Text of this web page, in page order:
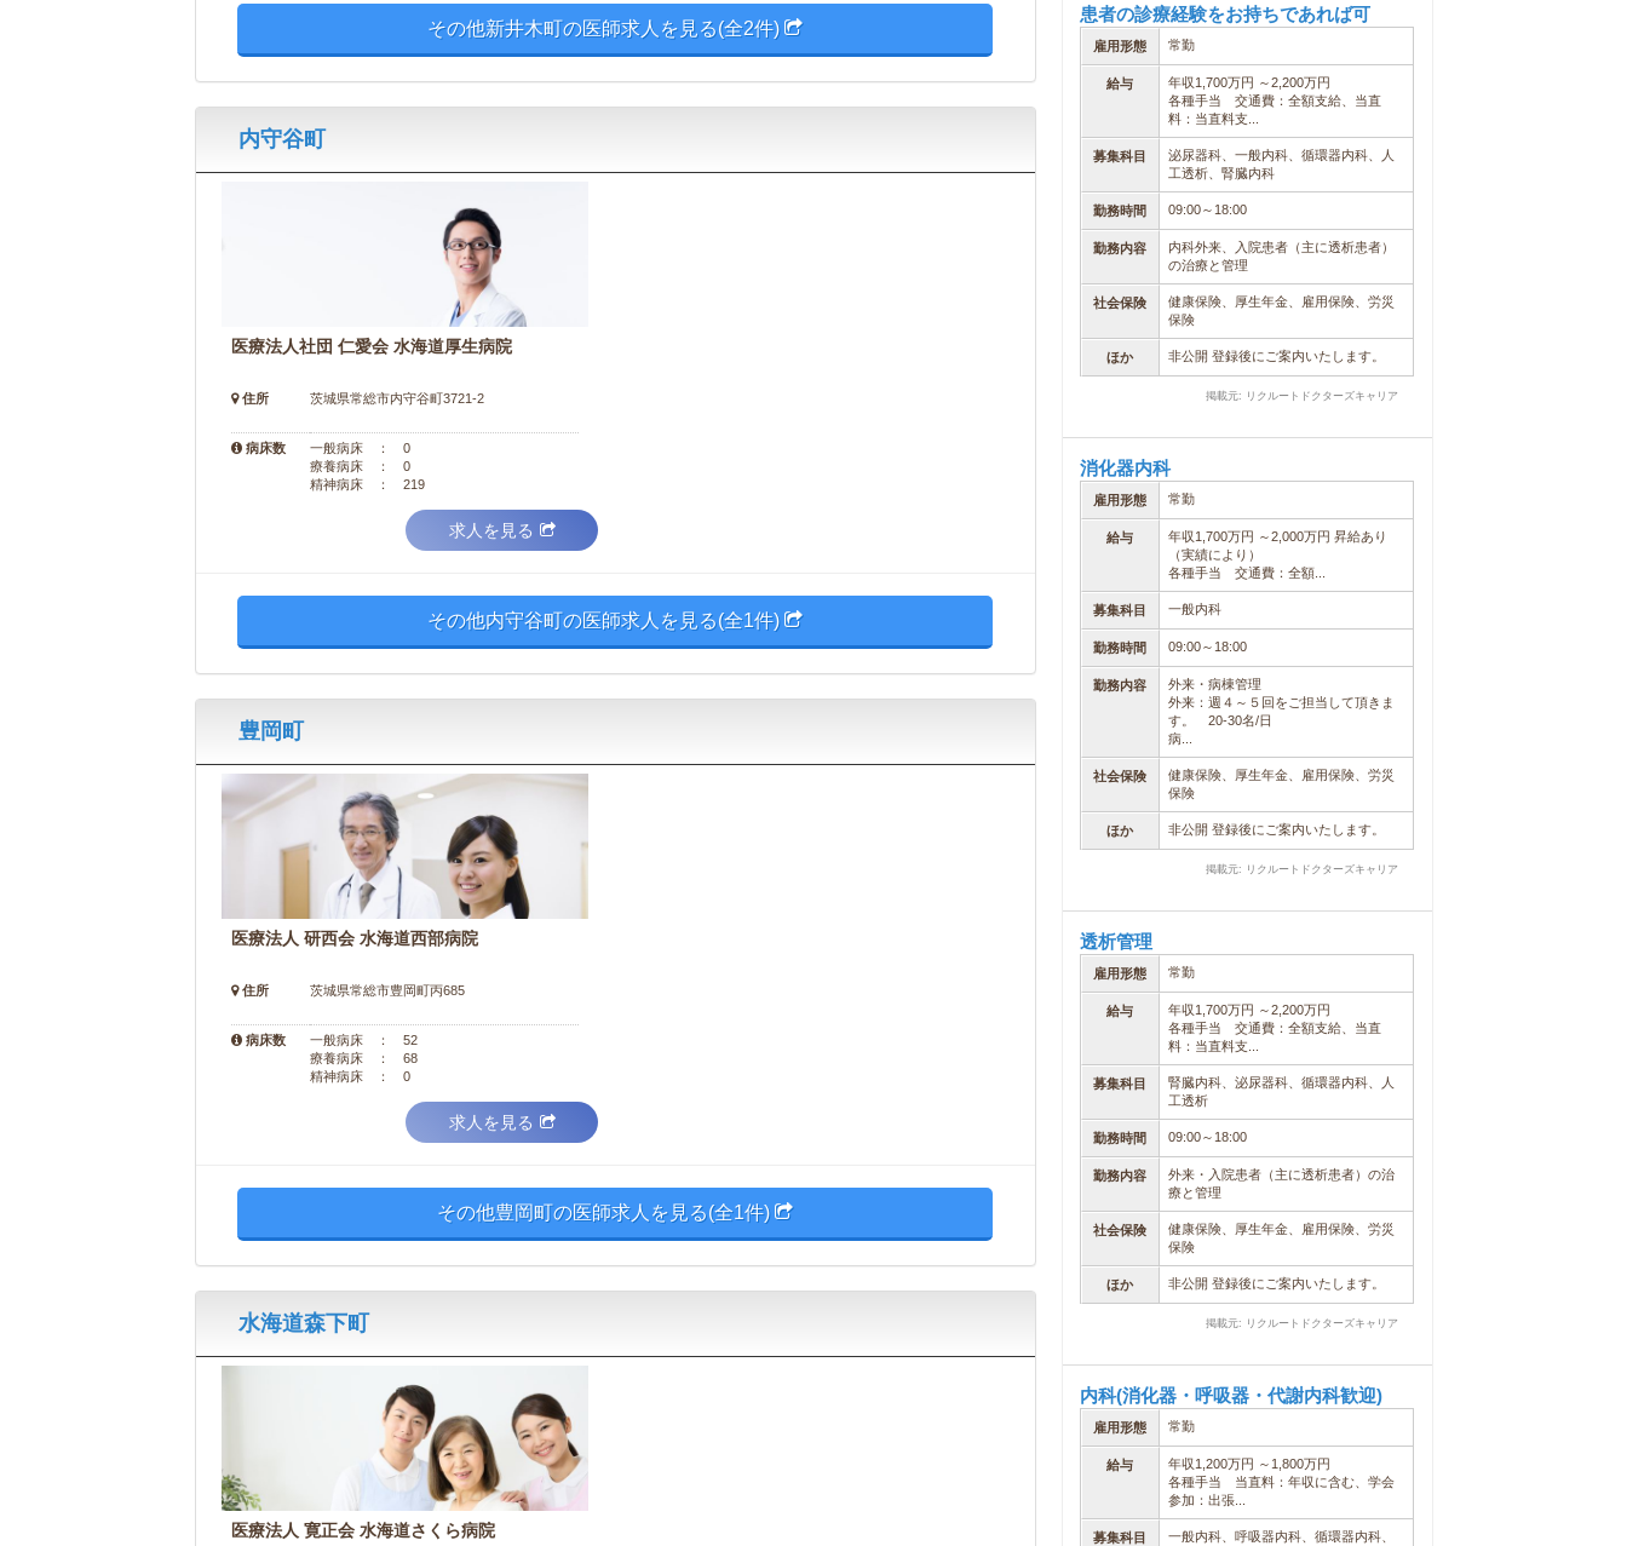
その他新井木町の医師求人を見る(全2件)
内守谷町
医療法人社団 仁愛会 水海道厚生病院
住所 茨城県常総市内守谷町3721-2
病床数
一般病床 ： 0
療養病床 ： 0
精神病床 ： 219
求人を見る
その他内守谷町の医師求人を見る(全1件)
豊岡町
医療法人 研西会 水海道西部病院
住所 茨城県常総市豊岡町丙685
病床数
一般病床 ： 52
療養病床 ： 68
精神病床 ： 0
求人を見る
その他豊岡町の医師求人を見る(全1件)
水海道森下町
医療法人 寛正会 水海道さくら病院
患者の診療経験をお持ちであれば可
雇用形態 常勤
給与
年収1,700万円 ～2,200万円
各種手当 交通費：全額支給、当直
料：当直料支...
募集科目
泌尿器科、一般内科、循環器内科、人
工透析、腎臓内科
勤務時間 09:00～18:00
勤務内容
内科外来、入院患者（主に透析患者）
の治療と管理
社会保険
健康保険、厚生年金、雇用保険、労災
保険
ほか 非公開 登録後にご案内いたします。
掲載元: リクルートドクターズキャリア
消化器内科
雇用形態 常勤
給与
年収1,700万円 ～2,000万円 昇給あり
（実績により）
各種手当 交通費：全額...
募集科目 一般内科
勤務時間 09:00～18:00
勤務内容
外来・病棟管理
外来：週４～５回をご担当して頂きま
す。 20-30名/日
病...
社会保険
健康保険、厚生年金、雇用保険、労災
保険
ほか 非公開 登録後にご案内いたします。
掲載元: リクルートドクターズキャリア
透析管理
雇用形態 常勤
給与
年収1,700万円 ～2,200万円
各種手当 交通費：全額支給、当直
料：当直料支...
募集科目
腎臓内科、泌尿器科、循環器内科、人
工透析
勤務時間 09:00～18:00
勤務内容
外来・入院患者（主に透析患者）の治
療と管理
社会保険
健康保険、厚生年金、雇用保険、労災
保険
ほか 非公開 登録後にご案内いたします。
掲載元: リクルートドクターズキャリア
内科(消化器・呼吸器・代謝内科歓迎)
雇用形態 常勤
給与
年収1,200万円 ～1,800万円
各種手当 当直料：年収に含む、学会
参加：出張...
募集科目
一般内科、呼吸器内科、循環器内科、